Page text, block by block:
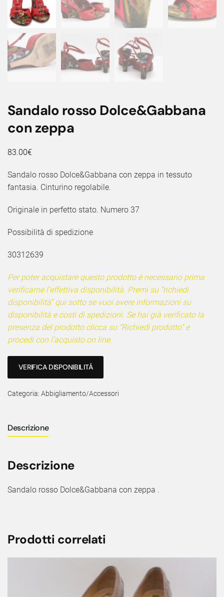
Sandalo rosso Dolce&Gabbana
con zeppa
83.00€
Sandalo rosso Dolce&Gabbana con zeppa in tessuto
fantasia. Cinturino regolabile.
Originale in perfetto stato. Numero 37
Possibilità di spedizione
30312639
Per poter acquistare questo prodotto è necessario prima
verificarne l’effettiva disponibilità. Premi su “richiedi
disponibilità” qui sotto se vuoi avere informazioni su
disponibilità e costi di spedizioni. Se hai già verificato la
presenza del prodotto clicca su “Richiedi prodotto” e
procedi con l’acquisto on line.
VERIFICA DISPONIBILITÁ
Categoria: Abbigliamento/Accessori
Descrizione
Descrizione
Sandalo rosso Dolce&Gabbana con zeppa .
Prodotti correlati